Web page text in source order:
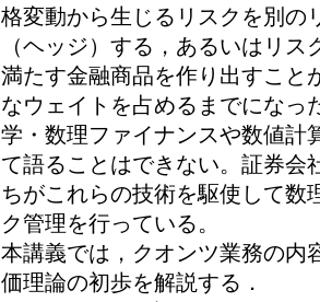
格変動から生じるリスクを別の
（ヘッジ）する，あるいはリ
満たす金融商品を作り出すこと
なウェイトを占めるまでになっ
学・数理ファイナンスや数値計
て語ることはできない。証券会
ちがこれらの技術を駆使して数
ク管理を行っている。
本講義では，クオンツ業務の内
価理論の初歩を解説する．